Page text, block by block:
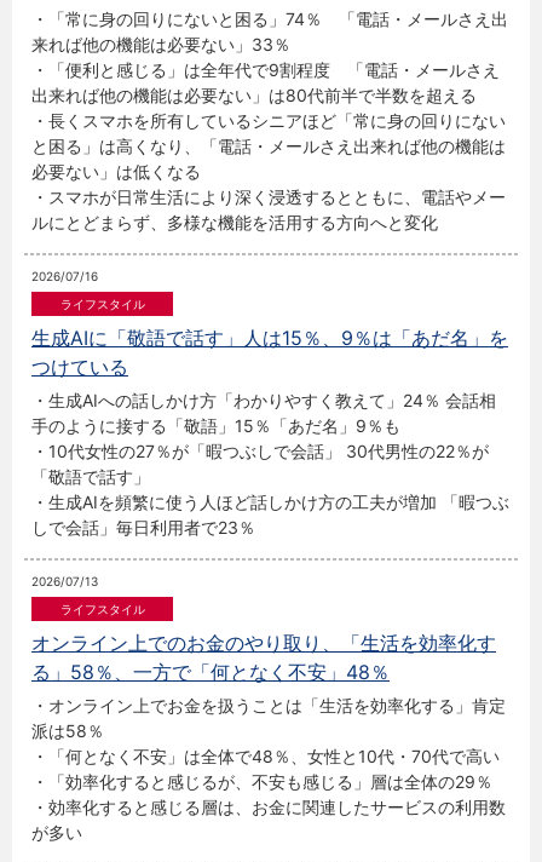
・「常に身の回りにないと困る」74％ 「電話・メールさえ出
来れば他の機能は必要ない」33％
・「便利と感じる」は全年代で9割程度 「電話・メールさえ
出来れば他の機能は必要ない」は80代前半で半数を超える
・長くスマホを所有しているシニアほど「常に身の回りにない
と困る」は高くなり、「電話・メールさえ出来れば他の機能は
必要ない」は低くなる
・スマホが日常生活により深く浸透するとともに、電話やメー
ルにとどまらず、多様な機能を活用する方向へと変化
2026/07/16
生成AIに「敬語で話す」人は15％、9％は「あだ名」を
つけている
・生成AIへの話しかけ方「わかりやすく教えて」24％ 会話相
手のように接する「敬語」15％「あだ名」9％も
・10代女性の27％が「暇つぶしで会話」 30代男性の22％が
「敬語で話す」
・生成AIを頻繁に使う人ほど話しかけ方の工夫が増加 「暇つぶ
しで会話」毎日利用者で23％
2026/07/13
オンライン上でのお金のやり取り、「生活を効率化す
る」58％、一方で「何となく不安」48％
・オンライン上でお金を扱うことは「生活を効率化する」肯定
派は58％
・「何となく不安」は全体で48％、女性と10代・70代で高い
・「効率化すると感じるが、不安も感じる」層は全体の29％
・効率化すると感じる層は、お金に関連したサービスの利用数
が多い